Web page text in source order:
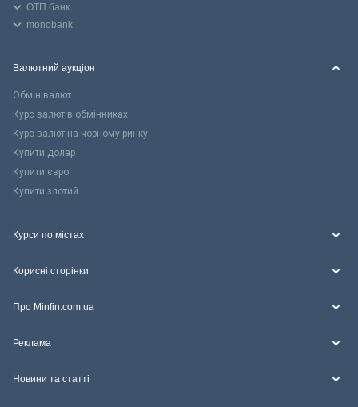
ОТП банк
monobank
Валютний аукціон
Обмін валют
Курс валют в обмінниках
Курс валют на чорному ринку
Купити долар
Купити євро
Купити злотий
Курси по містах
Корисні сторінки
Про Minfin.com.ua
Реклама
Новини та статті